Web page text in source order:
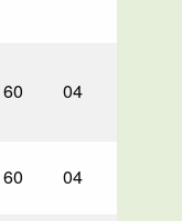
60 04
60 04